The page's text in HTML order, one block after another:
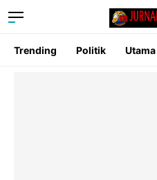
Trending Politik Utama